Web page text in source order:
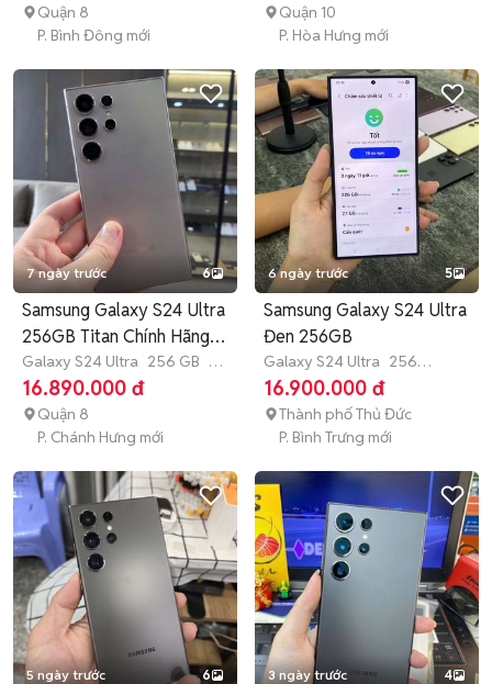
Quận 8
P. Bình Đông mới
Quận 10
P. Hòa Hưng mới
7 ngày trước 6
Samsung Galaxy S24 Ultra
256GB Titan Chính Hãng
VN
Galaxy S24 Ultra 256 GB 4-
6 tháng
16.890.000 đ
Quận 8
P. Chánh Hưng mới
6 ngày trước 5
Samsung Galaxy S24 Ultra
Đen 256GB
Galaxy S24 Ultra 256
GB Còn bảo hành
16.900.000 đ
Thành phố Thủ Đức
P. Bình Trưng mới
5 ngày trước 6 3 ngày trước 4